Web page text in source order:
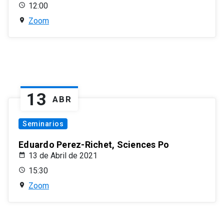
12:00
Zoom
13 ABR
Seminarios
Eduardo Perez-Richet, Sciences Po
13 de Abril de 2021
15:30
Zoom